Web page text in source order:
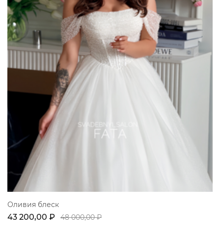
Оливия блеск
43 200,00 ₽ 48 000,00 ₽